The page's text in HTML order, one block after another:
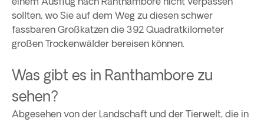
sollten, wo Sie auf dem Weg zu diesen schwer
fassbaren Großkatzen die 392 Quadratkilometer
großen Trockenwälder bereisen können.
Was gibt es in Ranthambore zu
sehen?
Abgesehen von der Landschaft und der Tierwelt, die in